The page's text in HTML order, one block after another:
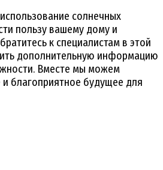
солнечных
пользу вашему дому и
к специалистам в этой
дополнительную информацию
Вместе мы можем
и благоприятное будущее для